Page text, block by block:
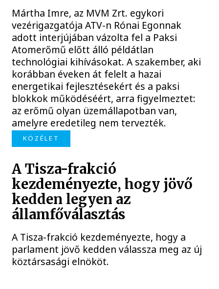
Mártha Imre, az MVM Zrt. egykori
vezérigazgatója ATV-n Rónai Egonnak
adott interjújában vázolta fel a Paksi
Atomerőmű előtt álló példátlan
technológiai kihívásokat. A szakember, aki
korábban éveken át felelt a hazai
energetikai fejlesztésekért és a paksi
blokkok működéséért, arra figyelmeztet:
az erőmű olyan üzemállapotban van,
amelyre eredetileg nem tervezték.
KÖZÉLET
A Tisza-frakció
kezdeményezte, hogy jövő
kedden legyen az
államfőválasztás
A Tisza-frakció kezdeményezte, hogy a
parlament jövő kedden válassza meg az új
köztársasági elnököt.